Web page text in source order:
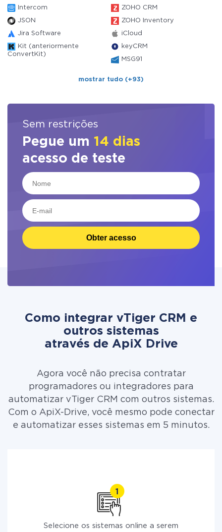
Intercom ZOHO CRM
JSON ZOHO Inventory
Jira Software iCloud
Kit (anteriormente
ConvertKit)
keyCRM
MSG91
mostrar tudo (+93)
Sem restrições
Pegue um 14 dias
acesso de teste
Obter acesso
Como integrar vTiger CRM e
outros sistemas
através de ApiX Drive
Agora você não precisa contratar
programadores ou integradores para
automatizar vTiger CRM com outros sistemas.
Com o ApiX-Drive, você mesmo pode conectar
e automatizar esses sistemas em 5 minutos.
Selecione os sistemas online a serem